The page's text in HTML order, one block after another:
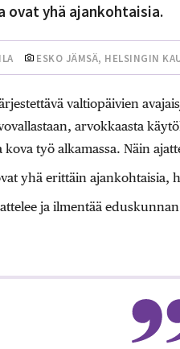
yhä ajankohtaisia.
ESKO JÄMSÄ, HELSINGIN
valtiopäivien
arvokkaasta
työ alkamassa. Näin
yhä erittäin ajankohtaisia,
ja ilmentää